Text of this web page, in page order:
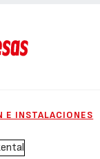
E INSTALACIONES